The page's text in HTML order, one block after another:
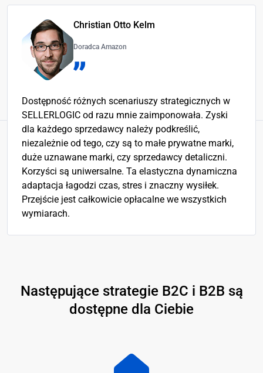
Christian Otto Kelm
Doradca Amazon
Dostępność różnych scenariuszy strategicznych w
SELLERLOGIC od razu mnie zaimponowała. Zyski
dla każdego sprzedawcy należy podkreślić,
niezależnie od tego, czy są to małe prywatne marki,
duże uznawane marki, czy sprzedawcy detaliczni.
Korzyści są uniwersalne. Ta elastyczna dynamiczna
adaptacja łagodzi czas, stres i znaczny wysiłek.
Przejście jest całkowicie opłacalne we wszystkich
wymiarach.
Następujące strategie B2C i B2B są
dostępne dla Ciebie